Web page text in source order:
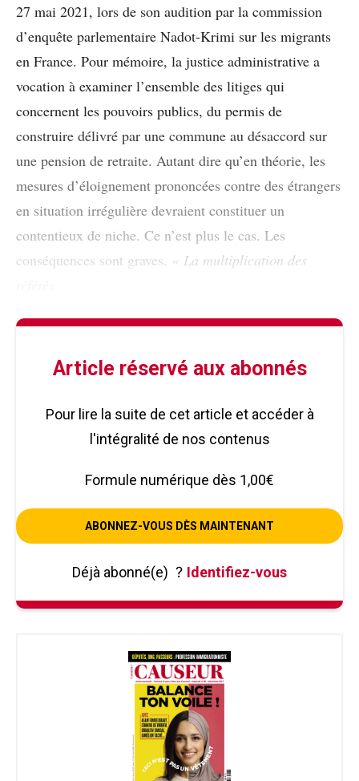
27 mai 2021, lors de son audition par la commission
d’enquête parlementaire Nadot-Krimi sur les migrants
en France. Pour mémoire, la justice administrative a
vocation à examiner l’ensemble des litiges qui
concernent les pouvoirs publics, du permis de
construire délivré par une commune au désaccord sur
une pension de retraite. Autant dire qu’en théorie, les
mesures d’éloignement prononcées contre des étrangers
en situation irrégulière devraient constituer un
contentieux de niche. Ce n’est plus le cas. Les
conséquences sont graves. « La multiplication des
Article réservé aux abonnés
Pour lire la suite de cet article et accéder à
l'intégralité de nos contenus
Formule numérique dès 1,00€
ABONNEZ-VOUS DÈS MAINTENANT
Déjà abonné(e) ? Identifiez-vous